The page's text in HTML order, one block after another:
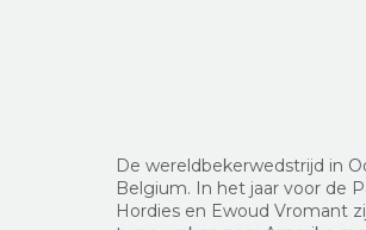
De wereldbekerwedstrijd in
Belgium. In het jaar voor de
Hordies en Ewoud Vromant